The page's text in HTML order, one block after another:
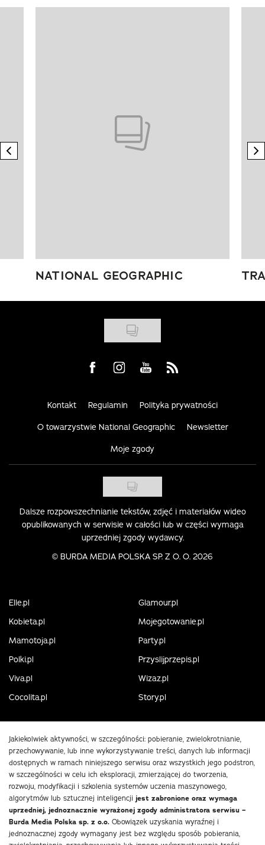
previous element
NATIONAL GEOGRAPHIC
Visit us on Facebook
Visit us on Instagram
Visit us on Youtube
Visit us on Rss
Kontakt Regulamin Polityka prywatności
O towarzystwie National Geographic Newsletter
Moje zgody
Dalsze rozpowszechnianie tekstów, zdjęć i materiałów wideo
opublikowanych w serwisie w całości lub w części wymaga
uprzedniej zgody wydawcy.
© BURDA MEDIA POLSKA SP. Z O. O. 2026
Elle.pl
Glamour.pl
Kobieta.pl
Mojegotowanie.pl
Mamotoja.pl
Party.pl
Polki.pl
Przyslijprzepis.pl
Viva.pl
Wizaz.pl
Cocolita.pl
Story.pl
Jakiekolwiek aktywności, w szczególności: pobieranie, zwielokrotnianie,
przechowywanie, lub inne wykorzystywanie treści, danych lub informacji
dostępnych w ramach niniejszego serwisu oraz wszystkich jego podstron,
w szczególności w celu ich eksploracji, zmierzającej do tworzenia,
rozwoju, modyfikacji i szkolenia systemów uczenia maszynowego,
algorytmów lub sztucznej inteligencji jest zabronione oraz wymaga
uprzedniej, jednoznacznie wyrażonej zgody administratora serwisu –
Burda Media Polska sp. z o.o. Obowiązek uzyskania wyraźnej i
jednoznacznej zgody wymagany jest bez względu sposób pobierania,